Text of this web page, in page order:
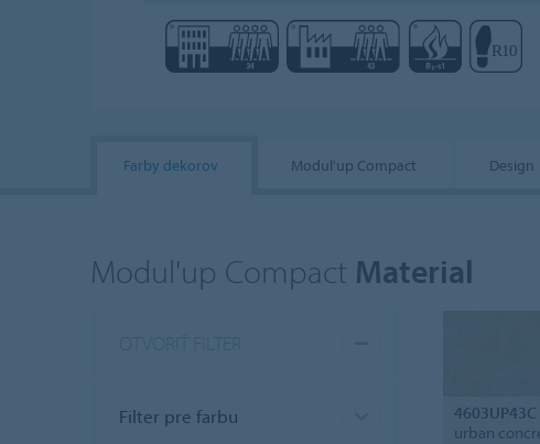
Farby dekorov Modul'up Compact Design
Modul'up Compact Material
Filter pre farbu 4603UP43C
urban